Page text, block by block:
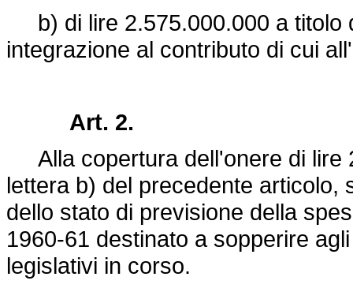
b) di lire 2.575.000.000 a titolo
integrazione al contributo di cui
Art. 2.
Alla copertura dell'onere di lire
lettera b) del precedente articolo,
dello stato di previsione della
1960-61 destinato a sopperire
legislativi in corso.